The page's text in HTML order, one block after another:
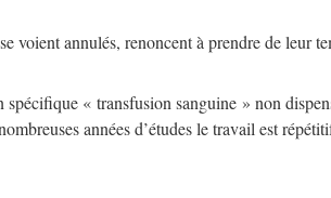
voient annulés, renoncent à prendre de leur
« transfusion sanguine » non
années d’études le travail est